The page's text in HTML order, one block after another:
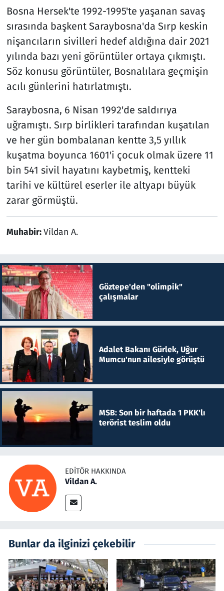
Bosna Hersek'te 1992-1995'te yaşanan savaş
sırasında başkent Saraybosna'da Sırp keskin
nişancıların sivilleri hedef aldığına dair 2021
yılında bazı yeni görüntüler ortaya çıkmıştı.
Söz konusu görüntüler, Bosnalılara geçmişin
acılı günlerini hatırlatmıştı.
Saraybosna, 6 Nisan 1992'de saldırıya
uğramıştı. Sırp birlikleri tarafından kuşatılan
ve her gün bombalanan kentte 3,5 yıllık
kuşatma boyunca 1601'i çocuk olmak üzere 11
bin 541 sivil hayatını kaybetmiş, kentteki
tarihi ve kültürel eserler ile altyapı büyük
zarar görmüştü.
Muhabir:Vildan A.
Göztepe'den "olimpik"
çalışmalar
Adalet Bakanı Gürlek, Uğur
Mumcu'nun ailesiyle görüştü
MSB: Son bir haftada 1 PKK'lı
terörist teslim oldu
EDITÖR HAKKINDA
Vildan A.
Bunlar da ilginizi çekebilir